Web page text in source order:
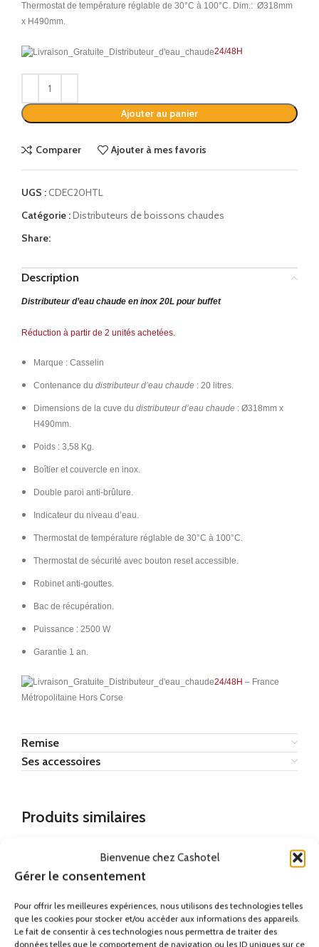
Bienvenue chez Cashotel
Gérer le consentement
Pour offrir les meilleures expériences, nous utilisons des technologies telles
que les cookies pour stocker et/ou accéder aux informations des appareils.
Le fait de consentir à ces technologies nous permettra de traiter des
données telles que le comportement de navigation ou les ID uniques sur ce
Thermostat de température réglable de 30°C à 100°C. Dim.: Ø318mm
x H490mm.
24/48H
Ajouter au panier
Comparer Ajouter à mes favoris
UGS :CDEC20HTL
Catégorie :Distributeurs de boissons chaudes
Share:
Description
Distributeur d’eau chaude en inox 20L pour buffet
Réduction à partir de 2 unités achetées.
Marque : Casselin
Contenance du distributeur d’eau chaude : 20 litres.
Dimensions de la cuve du distributeur d’eau chaude : Ø318mm x
H490mm.
Poids : 3,58 Kg.
Boîtier et couvercle en inox.
Double paroi anti-brûlure.
Indicateur du niveau d’eau.
Thermostat de température réglable de 30°C à 100°C.
Thermostat de sécurité avec bouton reset accessible.
Robinet anti-gouttes.
Bac de récupération.
Puissance : 2500 W
Garantie 1 an.
24/48H – France
Métropolitaine Hors Corse
Remise
Ses accessoires
Produits similaires